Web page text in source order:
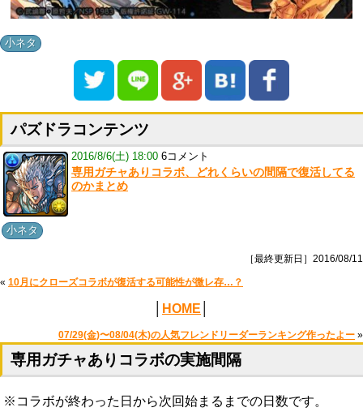
小ネタ
パズドラコンテンツ
2016/8/6(土) 18:00 6コメント
専用ガチャありコラボ、どれくらいの間隔で復活してる
のかまとめ
小ネタ
［最終更新日］2016/08/11
« 10月にクローズコラボが復活する可能性が微レ存…？
HOME
07/29(金)〜08/04(木)の人気フレンドリーダーランキング作ったよー »
専用ガチャありコラボの実施間隔
※コラボが終わった日から次回始まるまでの日数です。